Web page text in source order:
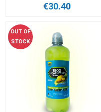
€30.40
OUT OF
STOCK